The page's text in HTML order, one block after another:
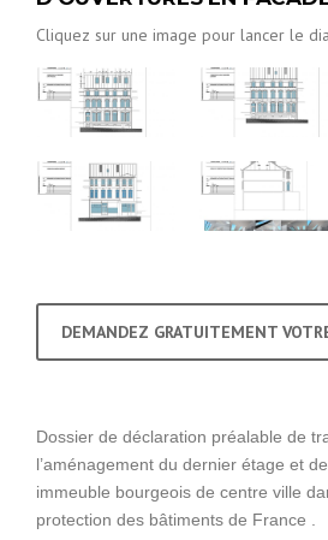
Cliquez sur une image pour lancer le
DEMANDEZ GRATUITEMENT
Dossier de déclaration préalable de
l’aménagement du dernier étage et
immeuble bourgeois de centre ville
protection des bâtiments de France .